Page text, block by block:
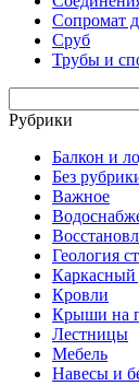
Сопромат
Сруб
Трубы и
Рубрики
Балкон и
Без
Важное
Геология
Кровли
Крыши на
Лестницы
Мебель
Навесы и